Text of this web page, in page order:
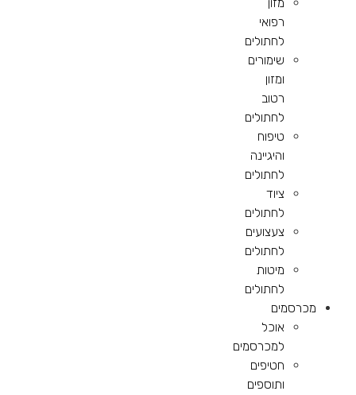
מזון
רפואי
לחתולים
שימורים
ומזון
רטוב
לחתולים
טיפוח
והיגיינה
לחתולים
ציוד
לחתולים
צעצועים
לחתולים
מיטות
לחתולים
מכרסמים
אוכל
למכרסמים
חטיפים
ותוספים